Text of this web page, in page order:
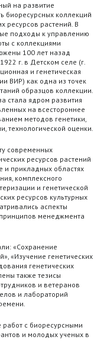
на развитие
биоресурсных коллекций
ресурсов растений. В
подходы к управлению
с коллекциями
100 лет назад
г. в Детском селе (г.
и генетическая
ВИР) как одна из точек
образцов коллекции.
стала ядром развития
на всестороннее
методов генетики,
технологической оценки.
современных
ресурсов растений
и прикладных областях
комплексного
и генетической
ресурсов культурных
аспекты
менеджмента
«Сохранение
«Изучение генетических
генетических
также тезисы
и ветеранов
и лабораторий
с биоресурсными
и молодых ученых в